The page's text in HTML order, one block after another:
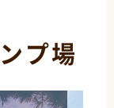
プ場